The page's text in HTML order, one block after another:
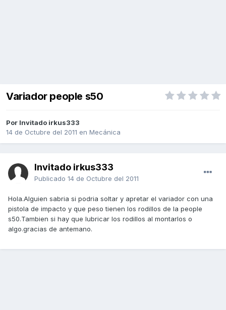
Variador people s50
Por Invitado irkus333
14 de Octubre del 2011 en Mecánica
Invitado irkus333
Publicado 14 de Octubre del 2011
Hola.Alguien sabria si podria soltar y apretar el variador con una
pistola de impacto y que peso tienen los rodillos de la people
s50.Tambien si hay que lubricar los rodillos al montarlos o
algo.gracias de antemano.